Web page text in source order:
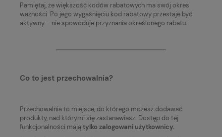
Pamiętaj, że większość kodów rabatowych ma swój okres
ważności. Po jego wygaśnięciu kod rabatowy przestaje być
aktywny – nie spowoduje przyznania określonego rabatu.
Co to jest przechowalnia?
Przechowalnia to miejsce, do którego możesz dodawać
produkty, nad którymi się zastanawiasz. Dostęp do tej
funkcjonalności majątylko zalogowani użytkownicy.